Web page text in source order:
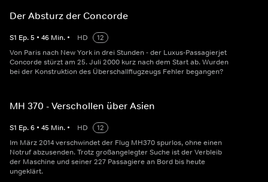
Der Absturz der Concorde
S1 Ep.5 • 46 Min. • HD
12
Von Paris nach New York in drei Stunden - der Luxus-Passagierjet
Concorde stürzt am 25. Juli 2000 kurz nach dem Start ab. Wurden
bei der Konstruktion des Überschallflugzeugs Fehler begangen?
MH 370 - Verschollen über Asien
S1 Ep.6 • 45 Min. • HD
12
Im März 2014 verschwindet der Flug MH370 spurlos, ohne einen
Notruf abzusenden. Trotz großangelegter Suche ist der Verbleib
der Maschine und seiner 227 Passagiere an Bord bis heute
ungeklärt.